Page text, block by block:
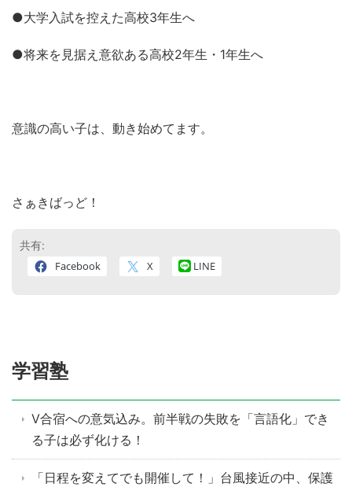
●大学入試を控えた高校3年生へ
●将来を見据え意欲ある高校2年生・1年生へ
意識の高い子は、動き始めてます。
さぁきばっど！
共有:
Facebook X LINE
学習塾
V合宿への意気込み。前半戦の失敗を「言語化」でき
る子は必ず化ける！
「日程を変えてでも開催して！」台風接近の中、保護